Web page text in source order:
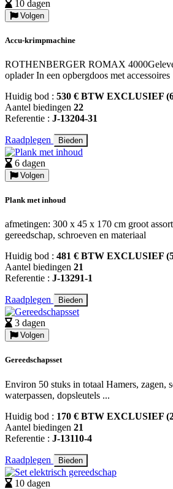
10 dagen
Volgen
Accu-krimpmachine
ROTHENBERGER ROMAX
oplader In een opbergdoos met accessoires
Huidig bod : 530 € BTW EXCLUSIEF
Aantel biedingen 22
Referentie : J-13204-31
Raadplegen Bieden
6 dagen
Volgen
Plank met inhoud
afmetingen: 300 x 45 x 170 cm groot
gereedschap, schroeven en materiaal
Huidig bod : 481 € BTW EXCLUSIEF
Aantel biedingen 21
Referentie : J-13291-1
Raadplegen Bieden
3 dagen
Volgen
Gereedschapsset
Environ 50 stuks in totaal Hamers, zagen,
waterpassen, dopsleutels ...
Huidig bod : 170 € BTW EXCLUSIEF
Aantel biedingen 21
Referentie : J-13110-4
Raadplegen Bieden
10 dagen